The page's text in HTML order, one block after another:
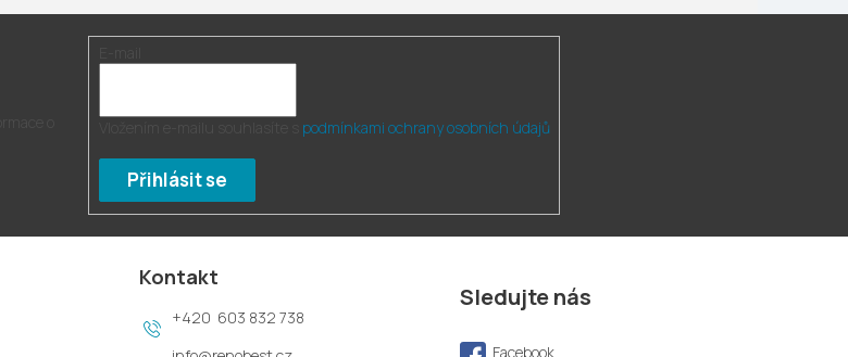
podmínkami ochrany osobních údajů
Přihlásit se
Kontakt
603 832 738
Sledujte nás
Facebook